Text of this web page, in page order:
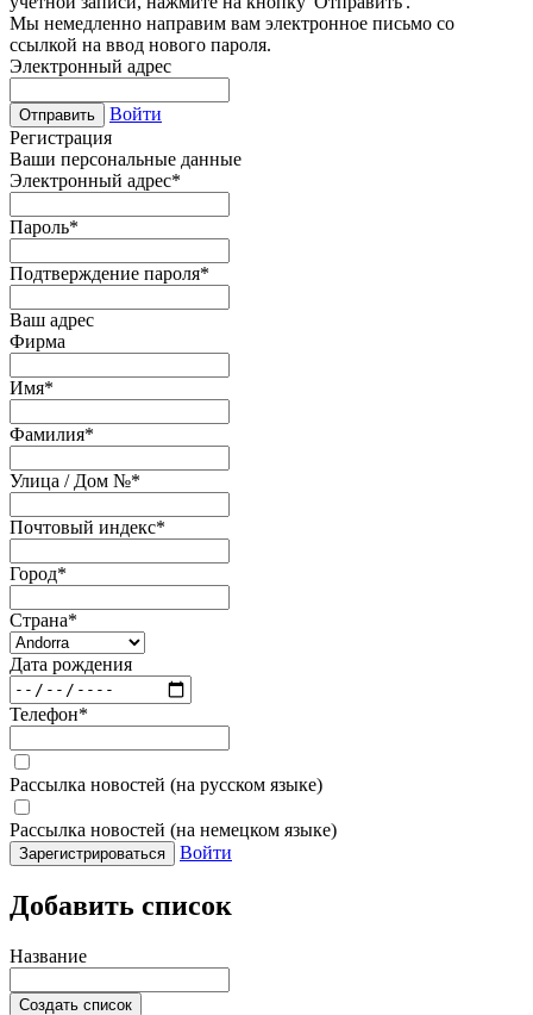
Мы немедленно направим вам электронное письмо со
ссылкой на ввод нового пароля.
Электронный адрес
Отправить
Войти
Регистрация
Ваши персональные данные
Электронный адрес*
Пароль*
Подтверждение пароля*
Ваш адрес
Фирма
Имя*
Фамилия*
Улица / Дом №*
Почтовый индекс*
Город*
Страна*
Дата рождения
Телефон*
Рассылка новостей (на русском языке)
Рассылка новостей (на немецком языке)
Зарегистрироваться Войти
Добавить список
Название
Создать список